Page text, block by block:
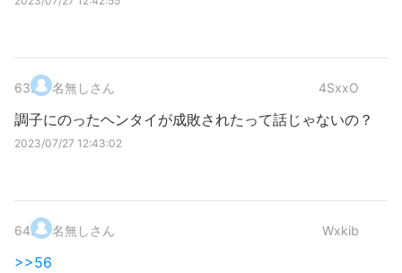
63. 名無しさん 4SxxO
調子にのったヘンタイが成敗されたって話じゃないの？
2023/07/27 12:43:02
64. 名無しさん Wxkib
>>56